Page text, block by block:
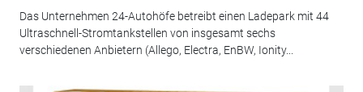
Das Unternehmen 24-Autohöfe betreibt einen Ladepark mit 44
Ultraschnell-Stromtankstellen von insgesamt sechs
verschiedenen Anbietern (Allego, Electra, EnBW, Ionity...